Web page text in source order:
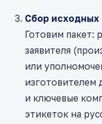
Сбор исходных
Готовим пакет:
заявителя
или
изготовителем
и ключевые
этикеток на